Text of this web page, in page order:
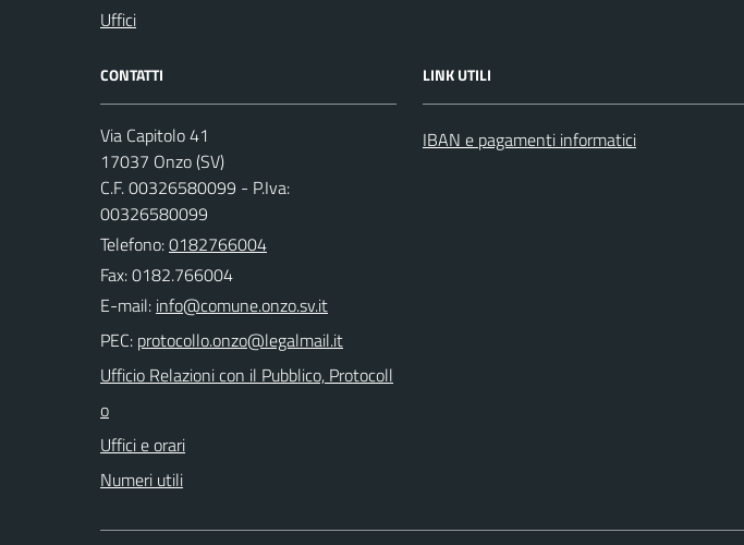
Uffici
CONTATTI
Via Capitolo 41
17037 Onzo (SV)
C.F. 00326580099 - P.Iva:
00326580099
Telefono:0182766004
Fax: 0182.766004
E-mail:
PEC:
Ufficio Relazioni con il Pubblico, Protocoll
o
Uffici e orari
Numeri utili
LINK UTILI
IBAN e pagamenti informatici